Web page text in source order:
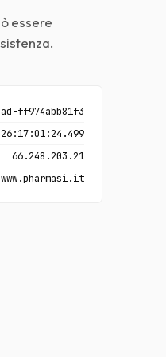
essere
ff974abb81f3
66.248.203.21
www.pharmasi.it